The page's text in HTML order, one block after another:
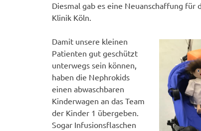
Diesmal gab es eine Neuanschaffung für
Klinik Köln.
Damit unsere kleinen
Patienten gut geschützt
unterwegs sein können,
haben die Nephrokids
einen abwaschbaren
Kinderwagen an das Team
der Kinder 1 übergeben.
Sogar Infusionsflaschen